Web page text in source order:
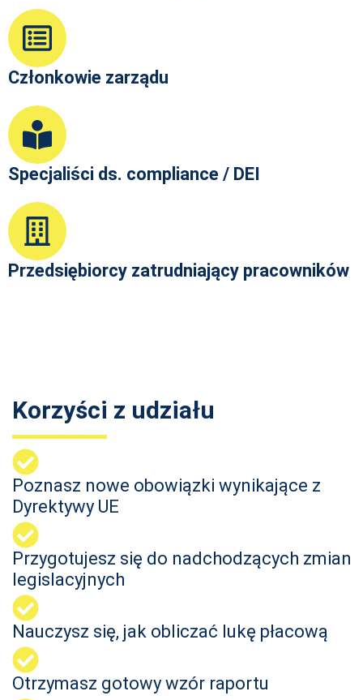
Członkowie zarządu
Specjaliści ds. compliance / DEI
Przedsiębiorcy zatrudniający pracowników
Korzyści z udziału
Poznasz nowe obowiązki wynikające z
Dyrektywy UE
Przygotujesz się do nadchodzących zmian
legislacyjnych
Nauczysz się, jak obliczać lukę płacową
Otrzymasz gotowy wzór raportu